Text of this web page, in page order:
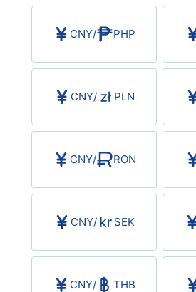
CNY/ PHP
CNY/ PLN
CNY/ RON
CNY/ SEK
CNY/ THB